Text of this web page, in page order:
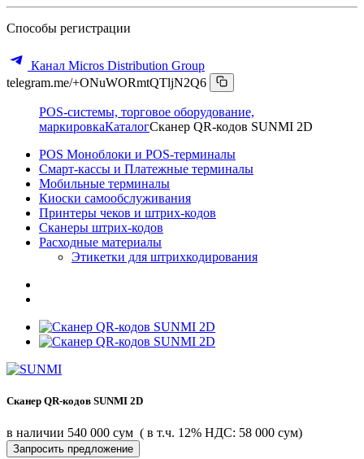
Способы регистрации
Канал Micros Distribution Group
telegram.me/+ONuWORmtQTljN2Q6
POS-системы, торговое оборудование,
маркировкаКаталогСканер QR-кодов SUNMI 2D
POS Моноблоки и POS-терминалы
Смарт-кассы и Платежные терминалы
Мобильные терминалы
Киоски самообслуживания
Принтеры чеков и штрих-кодов
Cканеры штрих-кодов
Расходные материалы
Этикетки для штрихкодирования
Сканер QR-кодов SUNMI 2D
в наличии 540 000 сум ( в т.ч. 12% НДС: 58 000 сум)
Запросить предложение